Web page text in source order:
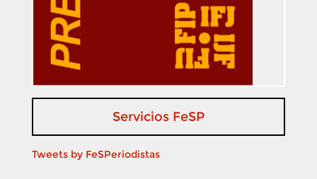
Servicios FeSP
Tweets by FeSPeriodistas